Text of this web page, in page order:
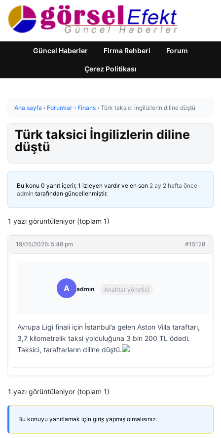
Güncel Haberler Firma Rehberi Forum
Çerez Politikası
Ana sayfa › Forumlar › Finans › Türk taksici İngilizlerin diline düştü
Türk taksici İngilizlerin diline
düştü
Bu konu 0 yanıt içerir, 1 izleyen vardır ve en son 2 ay 2 hafta önce
admin tarafından güncellenmiştir.
1 yazı görüntüleniyor (toplam 1)
19/05/2026: 5:48 pm #15128
A admin Anahtar yönetici
Avrupa Ligi finali için İstanbul’a gelen Aston Villa taraftarı,
3,7 kilometrelik taksi yolculuğuna 3 bin 200 TL ödedi.
Taksici, taraftarların diline düştü.
1 yazı görüntüleniyor (toplam 1)
Bu konuyu yanıtlamak için giriş yapmış olmalısınız.